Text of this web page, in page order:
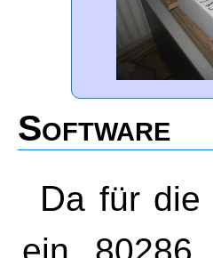
Software
Da für